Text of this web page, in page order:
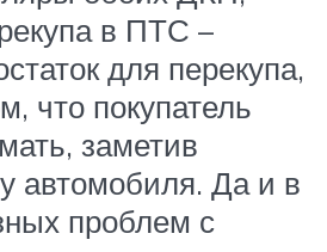
в ПТС –
для перекупа,
что покупатель
заметив
автомобиля. Да и в
проблем с